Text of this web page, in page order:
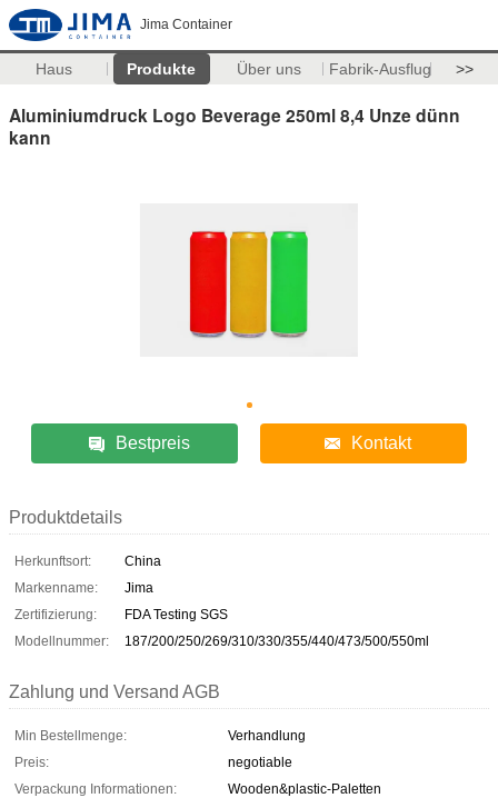
Jima Container
Haus Produkte Über uns Fabrik-Ausflug >>
Aluminiumdruck Logo Beverage 250ml 8,4 Unze dünn
kann
Bestpreis Kontakt
Produktdetails
Herkunftsort:
China
Markenname:
Jima
Zertifizierung:
FDA Testing SGS
Modellnummer:
187/200/250/269/310/330/355/440/473/500/550ml
Zahlung und Versand AGB
Min Bestellmenge:
Verhandlung
Preis:
negotiable
Verpackung Informationen:
Wooden&plastic-Paletten